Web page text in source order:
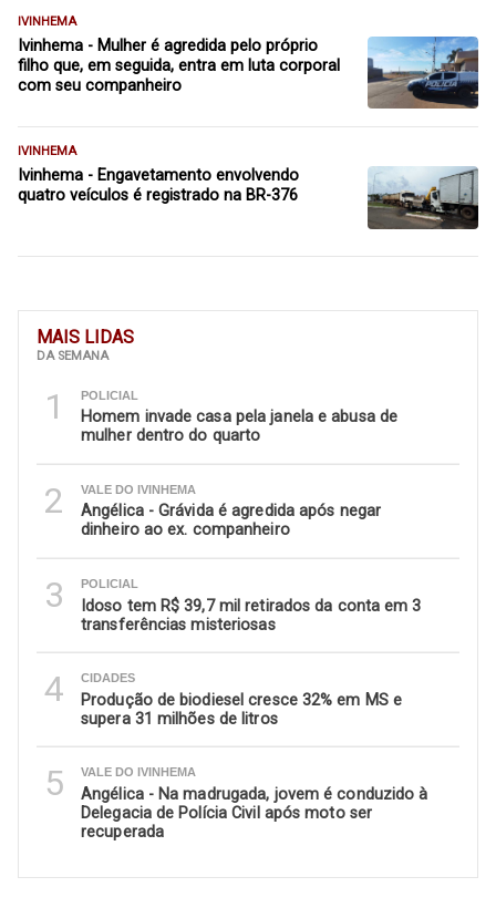
MAIS LIDAS
DA SEMANA
1 POLICIAL
Homem invade casa pela janela e abusa de
mulher dentro do quarto
2 VALE DO IVINHEMA
Angélica - Grávida é agredida após negar
dinheiro ao ex. companheiro
3 POLICIAL
Idoso tem R$ 39,7 mil retirados da conta em 3
transferências misteriosas
4 CIDADES
Produção de biodiesel cresce 32% em MS e
supera 31 milhões de litros
5 VALE DO IVINHEMA
Angélica - Na madrugada, jovem é conduzido à
Delegacia de Polícia Civil após moto ser
recuperada
IVINHEMA
Ivinhema - Mulher é agredida pelo próprio
filho que, em seguida, entra em luta corporal
com seu companheiro
IVINHEMA
Ivinhema - Engavetamento envolvendo
quatro veículos é registrado na BR-376